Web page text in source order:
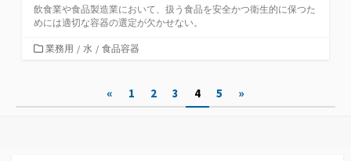
飲食業や食品製造業において、扱う食品を安全かつ衛生的に保つた
めには適切な容器の選定が欠かせない。
カ
ー
業務用 / 水 / 食品容器
« 1 2 3 4 5 »